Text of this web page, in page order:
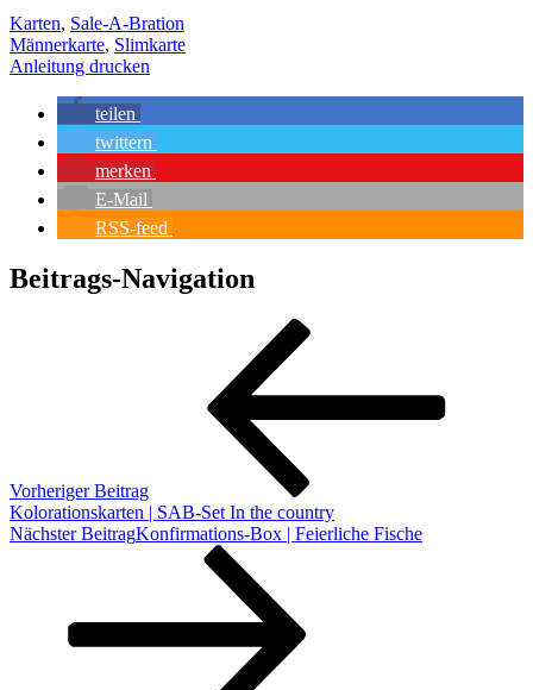
Karten, Sale-A-Bration
Männerkarte, Slimkarte
Anleitung drucken
teilen
twittern
merken
E-Mail
RSS-feed
Beitrags-Navigation
Vorheriger Beitrag
Kolorationskarten | SAB-Set In the country
Nächster BeitragKonfirmations-Box | Feierliche Fische